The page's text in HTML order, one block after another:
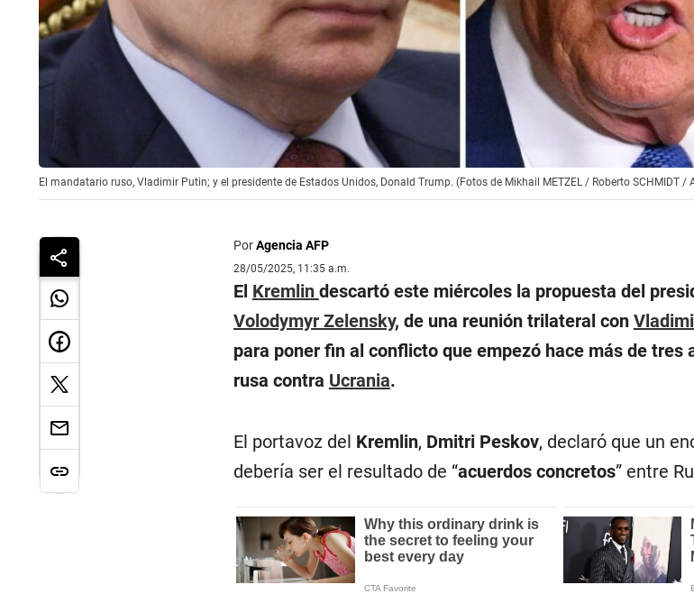
El mandatario ruso, Vladimir Putin; y el presidente de Estados Unidos, Donald Trump. (Fotos de Mikhail METZEL / Roberto SCHMIDT /
PorAgencia AFP
28/05/2025, 11:35 a.m.
El Kremlin descartó este miércoles la propuesta del
Volodymyr Zelensky, de una reunión trilateral con
para poner fin al conflicto que empezó hace más de tres
rusa contra Ucrania.
El portavoz del Kremlin, Dmitri Peskov, declaró que un
debería ser el resultado de “acuerdos concretos” entre